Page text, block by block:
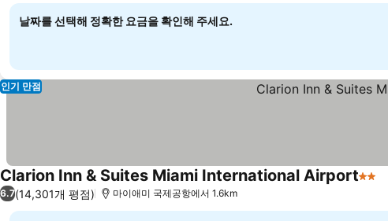
날짜를 선택해 정확한 요금을 확인해 주세요.
인기 만점
Clarion Inn & Suites Miami International Airport2 성급
6.7(14,301개 평점) 마이애미 국제공항에서 1.6km